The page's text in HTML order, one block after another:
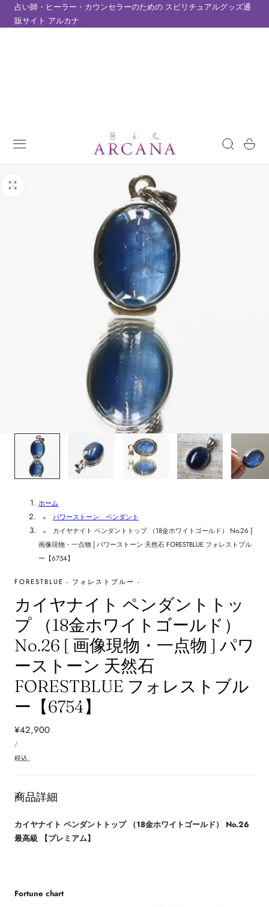
ツにスキップ
占い師・ヒーラー・カウンセラーのための スピリチュアルグッズ通
販サイト アルカナ
ー
ホーム
パワーストーン ペンダント
カイヤナイト ペンダントトップ （18金ホワイトゴールド） No.26 [
画像現物・一点物 ] パワーストーン 天然石 FORESTBLUE フォレストブル
ー【6754】
FORESTBLUE - フォレストブルー -
カイヤナイト ペンダントトッ
プ （18金ホワイトゴールド）
No.26 [ 画像現物・一点物 ] パワ
ーストーン 天然石
FORESTBLUE フォレストブル
ー【6754】
通
常
価
¥42,900
単
価/あ
り
税込。
商品詳細
カイヤナイト ペンダントトップ （18金ホワイトゴールド） No.26
最高級 【プレミアム】
Fortune chart